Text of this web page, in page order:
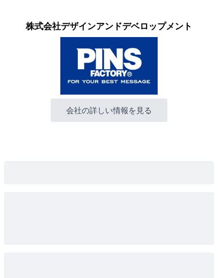
株式会社デザインアンドデベロップメント
会社の詳しい情報を見る